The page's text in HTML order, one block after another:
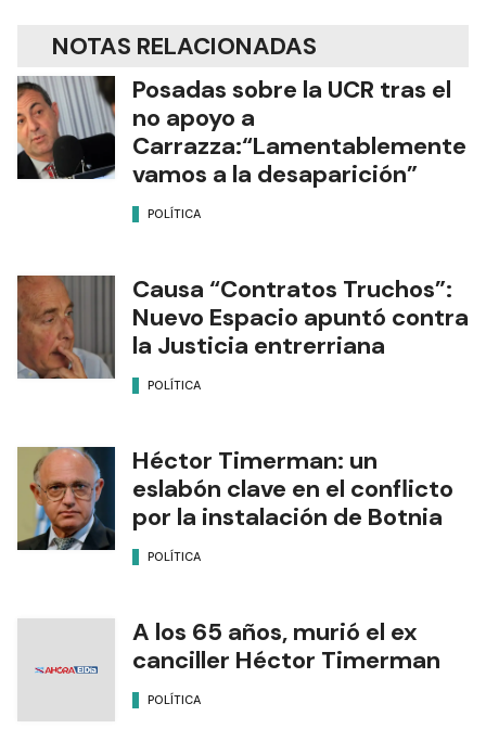
NOTAS RELACIONADAS
Posadas sobre la UCR tras el
no apoyo a
Carrazza:“Lamentablemente
vamos a la desaparición”
POLÍTICA
Causa “Contratos Truchos”:
Nuevo Espacio apuntó contra
la Justicia entrerriana
POLÍTICA
Héctor Timerman: un
eslabón clave en el conflicto
por la instalación de Botnia
POLÍTICA
A los 65 años, murió el ex
canciller Héctor Timerman
POLÍTICA